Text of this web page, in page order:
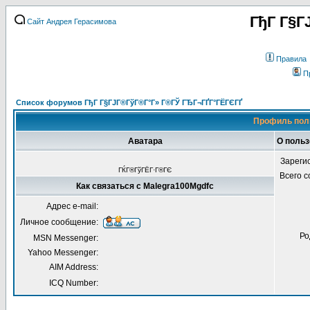
Сайт Андрея Герасимова ГђГ
Правила
Список форумов ГђГ Г§ГЈГ®ГўГ®Г°Г» Г®ГЎ ГЂГ¬ГҐГ°ГЁГЄГҐ
Профиль
Аватара О
ГЌГ®ГўГЁГ·Г®ГЄ
Всего
Как связаться с Malegra100Mgdfc
Адрес e-mail:
Личное сообщение:
MSN Messenger:
Yahoo Messenger:
AIM Address:
ICQ Number: